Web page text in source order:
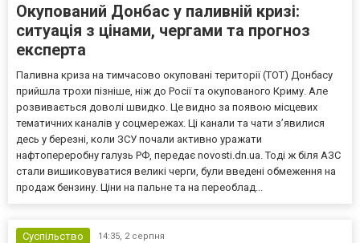
Окупований Донбас у паливній кризі:
ситуація з цінами, чергами та прогноз
експерта
Паливна криза на тимчасово окуповані території (ТОТ) Донбасу
прийшла трохи пізніше, ніж до Росії та окупованого Криму. Але
розвивається доволі швидко. Це видно за появою місцевих
тематичних каналів у соцмережах. Ці канали та чати з’явилися
десь у березні, коли ЗСУ почали активно уражати
нафтопереробну галузь РФ, передає novosti.dn.ua. Тоді ж біля АЗС
стали вишиковуватися великі черги, були введені обмеження на
продаж бензину. Ціни на пальне та на переоблад...
Суспільство 14:35, 2 серпня